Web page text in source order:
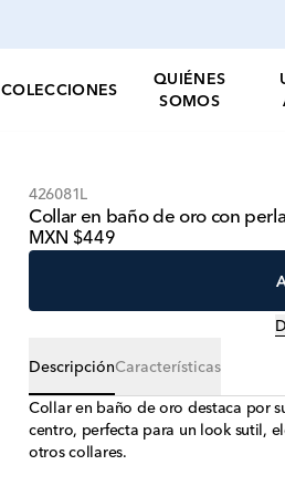
COLECCIONES
QUIÉNES
SOMOS
426081L
Collar en baño de oro con
MXN $449
DescripciónCaracterísticas
Collar en baño de oro destaca por
centro, perfecta para un look sutil,
otros collares.